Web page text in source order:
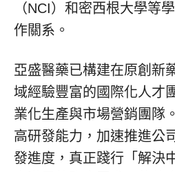
（NCI）和密西根大學等
作關系。
亞盛醫藥已構建在原創新
域經驗豐富的國際化人才
業化生產與市場營銷團隊
高研發能力，加速推進公
發進度，真正踐行「解決